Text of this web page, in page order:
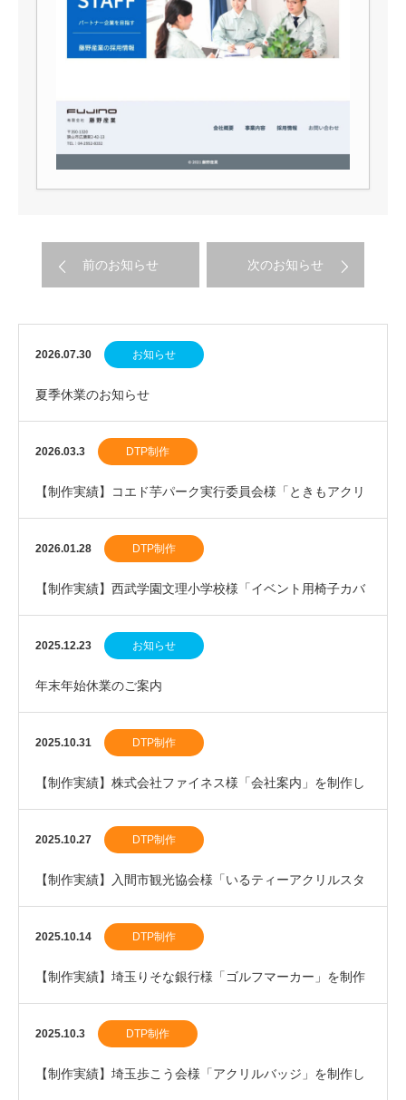
前のお知らせ 次のお知らせ
2026.07.30 お知らせ
夏季休業のお知らせ
2026.03.3 DTP制作
【制作実績】コエド芋パーク実行委員会様「ときもアクリ
ルスタンド」を制作しました。
2026.01.28 DTP制作
【制作実績】西武学園文理小学校様「イベント用椅子カバ
ー」を制作しました。
2025.12.23 お知らせ
年末年始休業のご案内
2025.10.31 DTP制作
【制作実績】株式会社ファイネス様「会社案内」を制作し
ました。
2025.10.27 DTP制作
【制作実績】入間市観光協会様「いるティーアクリルスタ
ンド」を制作しました。
2025.10.14 DTP制作
【制作実績】埼玉りそな銀行様「ゴルフマーカー」を制作
しました。
2025.10.3 DTP制作
【制作実績】埼玉歩こう会様「アクリルバッジ」を制作し